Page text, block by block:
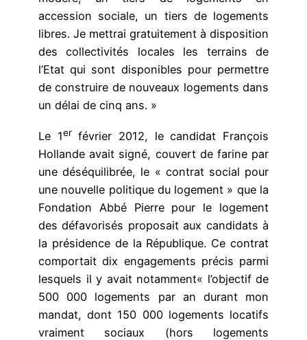
accession sociale, un tiers de logements
libres. Je mettrai gratuitement à disposition
des collectivités locales les terrains de
l’Etat qui sont disponibles pour permettre
de construire de nouveaux logements dans
un délai de cinq ans. »
Le 1erfévrier 2012, le candidat François
Hollande avait signé, couvert de farine par
une déséquilibrée, le « contrat social pour
une nouvelle politique du logement » que la
Fondation Abbé Pierre pour le logement
des défavorisés proposait aux candidats à
la présidence de la République. Ce contrat
comportait dix engagements précis parmi
lesquels il y avait notamment« l’objectif de
500 000 logements par an durant mon
mandat, dont 150 000 logements locatifs
vraiment sociaux (hors logements